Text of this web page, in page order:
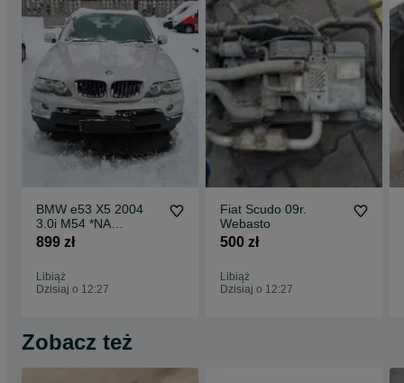
BMW e53 X5 2004
3.0i M54 *NA
CZĘŚCI*
899 zł
Libiąż
Dzisiaj o 12:27
Fiat Scudo 09r.
Webasto
500 zł
Libiąż
Dzisiaj o 12:27
Zobacz też